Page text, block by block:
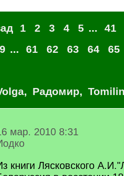
1 2 3 4 5 ...
41
... 61 62 63 64 65
, Радомир,
мар. 2010 8:31
книги Лясковского